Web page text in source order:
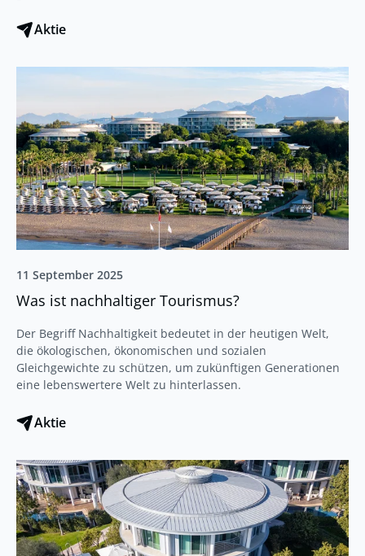
Aktie
11 September 2025
Was ist nachhaltiger Tourismus?
Der Begriff Nachhaltigkeit bedeutet in der heutigen Welt,
die ökologischen, ökonomischen und sozialen
Gleichgewichte zu schützen, um zukünftigen Generationen
eine lebenswertere Welt zu hinterlassen.
Aktie